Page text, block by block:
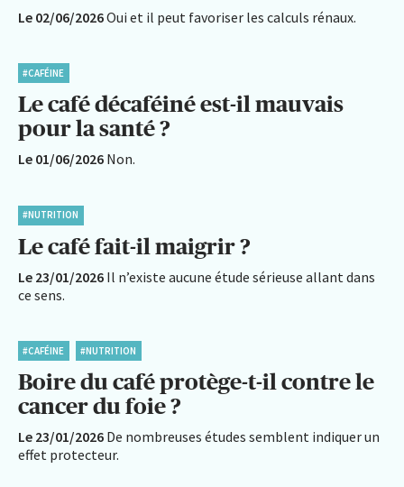
Le 02/06/2026Oui et il peut favoriser les calculs rénaux.
#CAFÉINE
Le café décaféiné est-il mauvais
pour la santé ?
Le 01/06/2026 Non.
#NUTRITION
Le café fait-il maigrir ?
Le 23/01/2026 Il n’existe aucune étude sérieuse allant dans
ce sens.
#CAFÉINE #NUTRITION
Boire du café protège-t-il contre le
cancer du foie ?
Le 23/01/2026 De nombreuses études semblent indiquer un
effet protecteur.